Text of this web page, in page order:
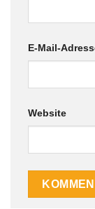
E-Mail-
Website